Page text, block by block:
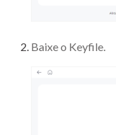
Baixe o Keyfile.